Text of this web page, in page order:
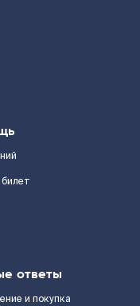
ответы
и покупка